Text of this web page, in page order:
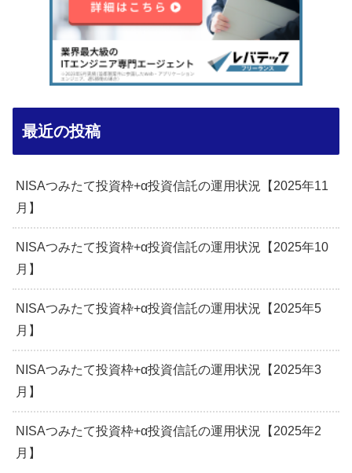
最近の投稿
NISAつみたて投資枠+α投資信託の運用状況【2025年11
月】
NISAつみたて投資枠+α投資信託の運用状況【2025年10
月】
NISAつみたて投資枠+α投資信託の運用状況【2025年5
月】
NISAつみたて投資枠+α投資信託の運用状況【2025年3
月】
NISAつみたて投資枠+α投資信託の運用状況【2025年2
月】